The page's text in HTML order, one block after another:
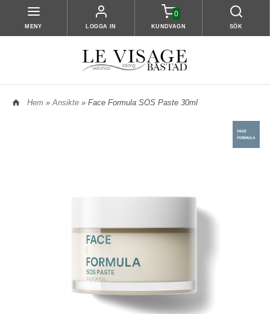
MENY LOGGA IN
0
KUNDVAGN SÖK
Hem » Ansikte » Face Formula SOS Paste 30ml